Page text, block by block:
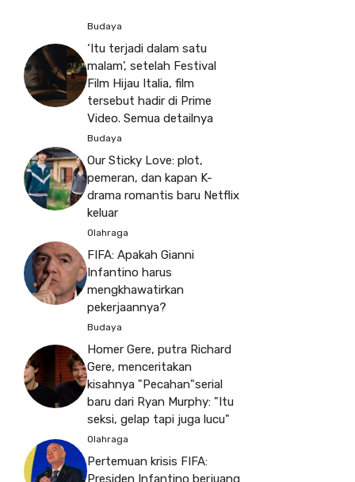
Budaya
‘Itu terjadi dalam satu
malam’, setelah Festival
Film Hijau Italia, film
tersebut hadir di Prime
Video. Semua detailnya
Budaya
Our Sticky Love: plot,
pemeran, dan kapan K-
drama romantis baru Netflix
keluar
Olahraga
FIFA: Apakah Gianni
Infantino harus
mengkhawatirkan
pekerjaannya?
Budaya
Homer Gere, putra Richard
Gere, menceritakan
kisahnya "Pecahan"serial
baru dari Ryan Murphy: "Itu
seksi, gelap tapi juga lucu"
Olahraga
Pertemuan krisis FIFA:
Presiden Infantino berjuang